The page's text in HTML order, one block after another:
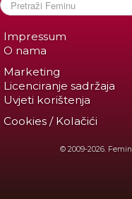
Impressum
O nama
Marketing
Licenciranje sadržaja
Uvjeti korištenja
Cookies / Kolačići
© 2009-2026.